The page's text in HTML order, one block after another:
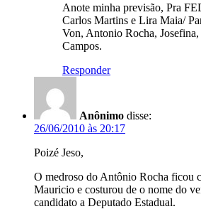
Anote minha previsão, Pra
Carlos Martins e Lira Maia/
Von, Antonio Rocha,
Campos.
Responder
Anônimo disse:
26/06/2010 às 20:17
Poizé Jeso,
O medroso do Antônio Rocha ficou
Mauricio e costurou de o nome do
candidato a Deputado Estadual.